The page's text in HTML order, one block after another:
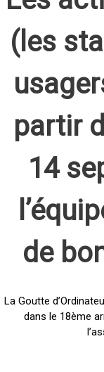
(les
partir
14
de
La Goutte
dans le 18ème